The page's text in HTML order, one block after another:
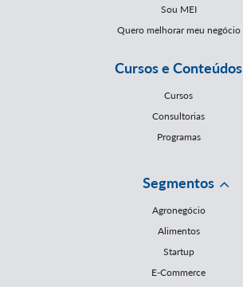
Sou MEI
Quero melhorar meu negócio
Cursos e Conteúdos
Cursos
Consultorias
Programas
Segmentos
Agronegócio
Alimentos
Startup
E-Commerce